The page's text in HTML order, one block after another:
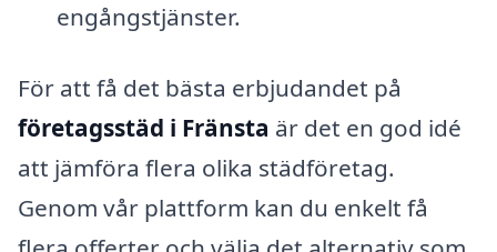
engångstjänster.
För att få det bästa erbjudandet på
företagsstäd i Fränsta är det en god idé
att jämföra flera olika städföretag.
Genom vår plattform kan du enkelt få